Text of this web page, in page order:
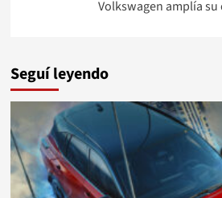
Volkswagen amplía su
Seguí leyendo